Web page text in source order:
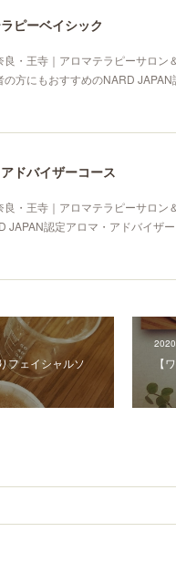
ピーベイシック
良・王寺｜アロマテラピーサロ
方にもおすすめのNARD
ドバイザーコース
良・王寺｜アロマテラピーサロ
JAPAN認定アロマ・アドバイザ
フェイシャルソ
【